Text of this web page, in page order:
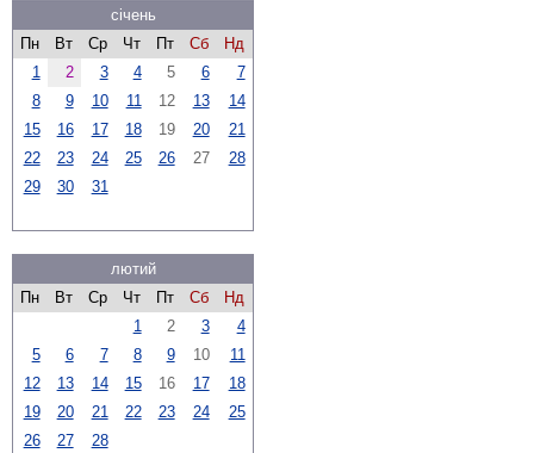
січень
Пн
Вт Ср Чт Пт Сб
Нд
1
2 3 4 5 6
7
8
9 10 11 12 13
14
15
16 17 18 19 20
21
22
23 24 25 26 27
28
29
30 31
лютий
Пн
Вт Ср Чт Пт Сб
Нд
1
2 3
4
5
6 7 8 9 10
11
12
13 14 15 16 17
18
19
20 21 22 23 24
25
26
27 28